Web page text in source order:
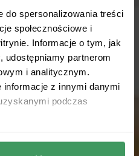
do spersonalizowania treści
społecznościowe i
Informacje o tym, jak
partnerom
i analitycznym.
informacje z innymi danymi
podczas